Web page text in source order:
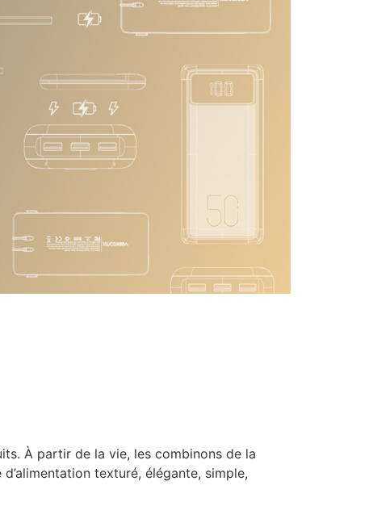
À partir de la vie, les combinons de la
texturé, élégante, simple,